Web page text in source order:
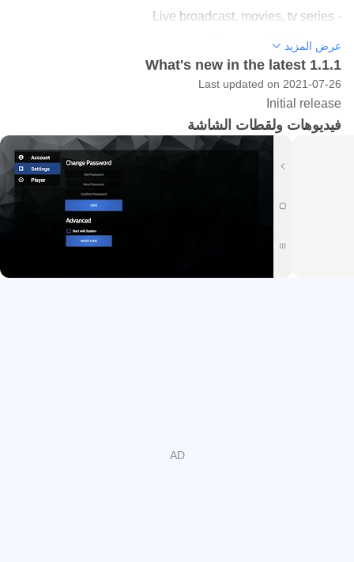
- Live broadcast, movies, tv series
- Family protection system
- Internal high-spec media player
- Ability to add external media players
- Attractive and impressive design and more easy to use
Important information:
We do not provide any type of IPTV services such as IPTV
عرض المزيد
What's new in the latest 1.1.1
Last updated on 2021-07-26
Initial release
فيديوهات ولقطات الشاشة